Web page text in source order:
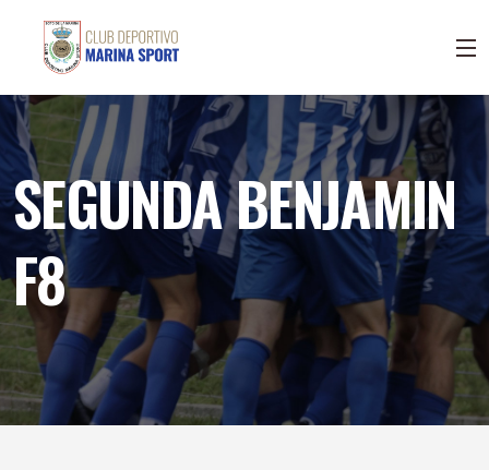
SEGUNDA BENJAMIN
F8